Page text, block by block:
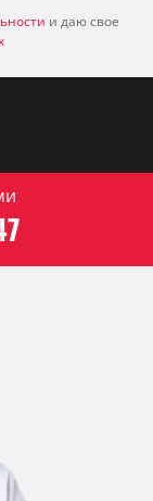
и даю свое